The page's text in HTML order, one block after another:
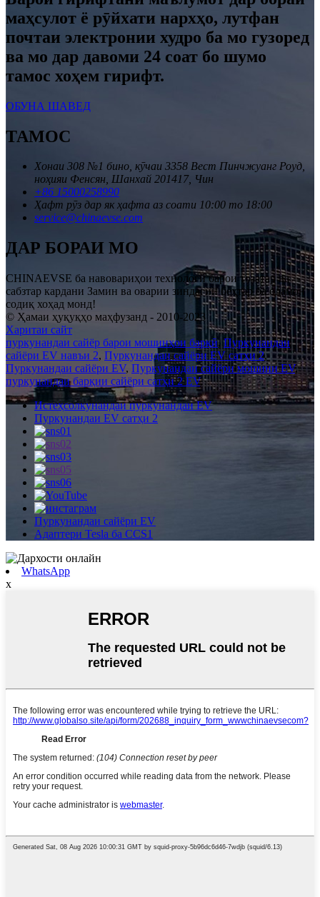
маҳсулот ё рӯйхати нархҳо, лутфан
почтаи электронии худро ба мо гузоред
ва мо дар давоми 24 соат бо шумо
тамос хоҳем гирифт.
ОБУНА ШАВЕД
ТАМОС
Хонаи 308 №1 бино, кӯчаи 3358 Вест Пинчжуанг Роуд,
ноҳияи Фенсян, Шанхай 201417, Чин
+86 15000258990
Ҳафт рӯз дар як ҳафта аз соати 10:00 то 18:00
service@chinaevse.com
ДАР БОРАИ МО
CHINAEVSE ба навовариҳои технологӣ барои тозатар ва
сабзтар кардани Замин ва оварии зиндагии беҳтар ба одамон
содиқ хоҳад монд!
© Ҳамаи ҳуқуқҳо маҳфузанд - 2010-2023
Харитаи сайт
пуркунандаи сайёр барои мошинҳои барқӣ,Пуркунандаи
сайёри EV навъи 2, Пуркунандаи сайёри EV сатҳи 2,
Пуркунандаи сайёри EV, Пуркунандаи сайёри мошини EV,
пуркунандаи барқии сайёри сатҳи 2 EV,
Истеҳсолкунандаи пуркунандаи EV
Пуркунандаи EV сатҳи 2
Пуркунандаи сайёри EV
Адаптери Tesla ба CCS1
WhatsApp
x